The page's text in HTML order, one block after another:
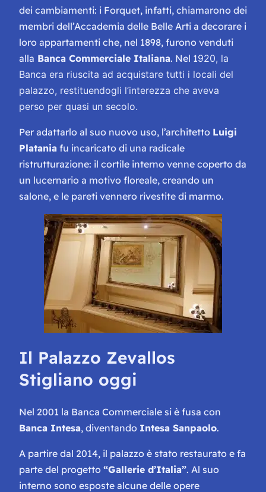
dei cambiamenti: i Forquet, infatti, chiamarono dei
membri dell’Accademia delle Belle Arti a decorare i
loro appartamenti che, nel 1898, furono venduti
alla Banca Commerciale Italiana. Nel 1920, la
Banca era riuscita ad acquistare tutti i locali del
palazzo, restituendogli l’interezza che aveva
perso per quasi un secolo.
Per adattarlo al suo nuovo uso, l’architetto Luigi
Platania fu incaricato di una radicale
ristrutturazione: il cortile interno venne coperto da
un lucernario a motivo floreale, creando un
salone, e le pareti vennero rivestite di marmo.
Il Palazzo Zevallos
Stigliano oggi
Nel 2001 la Banca Commerciale si è fusa con
Banca Intesa, diventando Intesa Sanpaolo.
A partire dal 2014, il palazzo è stato restaurato e fa
parte del progetto “Gallerie d’Italia”. Al suo
interno sono esposte alcune delle opere